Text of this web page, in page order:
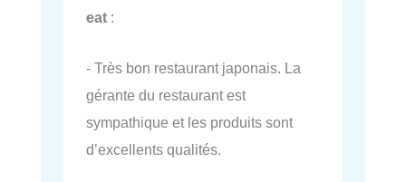
eat :
- Très bon restaurant japonais. La
gérante du restaurant est
sympathique et les produits sont
d’excellents qualités.